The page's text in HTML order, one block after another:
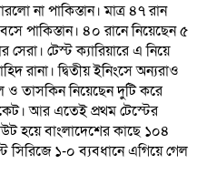
না পাকিস্তান। মাত্র ৪৭ রান
পাকিস্তান। ৪০ রানে নিয়েছেন ৫
সেরা। টেস্ট ক্যারিয়ারে এ নিয়ে
রানা। দ্বিতীয় ইনিংসে অন্যরাও
তাসকিন নিয়েছেন দুটি করে
আর এতেই প্রথম টেস্টের
হয়ে বাংলাদেশের কাছে ১০৪
সিরিজে ১-০ ব্যবধানে এগিয়ে গেল